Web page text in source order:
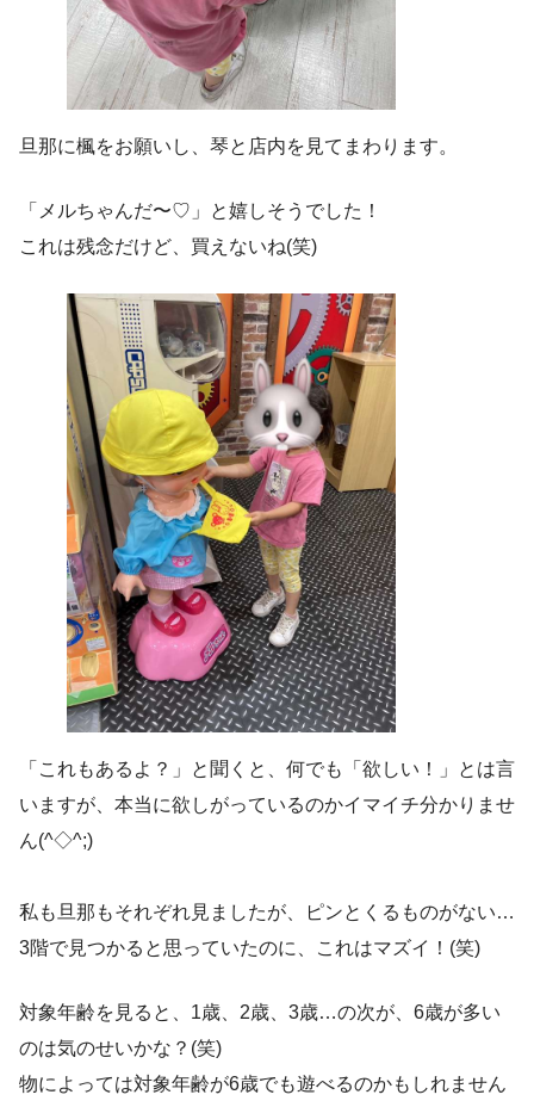
旦那に楓をお願いし、琴と店内を見てまわります。
「メルちゃんだ〜♡」と嬉しそうでした！
これは残念だけど、買えないね(笑)
「これもあるよ？」と聞くと、何でも「欲しい！」とは言
いますが、本当に欲しがっているのかイマイチ分かりませ
ん(^◇^;)
私も旦那もそれぞれ見ましたが、ピンとくるものがない…
3階で見つかると思っていたのに、これはマズイ！(笑)
対象年齢を見ると、1歳、2歳、3歳…の次が、6歳が多い
のは気のせいかな？(笑)
物によっては対象年齢が6歳でも遊べるのかもしれません